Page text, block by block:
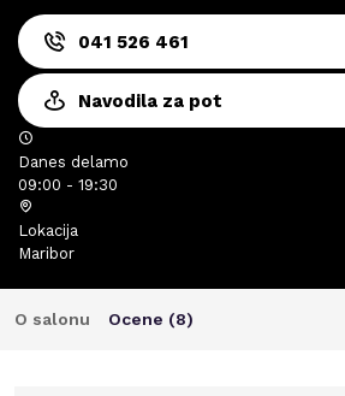
041 526 461
Navodila za pot
Danes delamo
09:00 - 19:30
Lokacija
Maribor
O salonu Ocene (8)